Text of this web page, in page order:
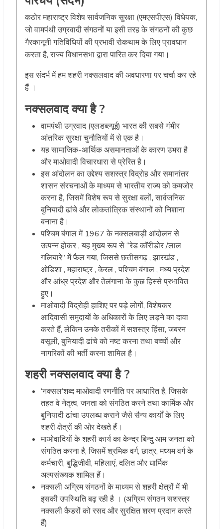
कठोर महाराष्ट्र विशेष सार्वजनिक सुरक्षा (एमएसपीएस) विधेयक,
जो वामपंथी उग्रवादी संगठनों या इसी तरह के संगठनों की कुछ
गैरकानूनी गतिविधियों की प्रभावी रोकथाम के लिए प्रावधान
करता है, राज्य विधानसभा द्वारा पारित कर दिया गया।
इस संदर्भ में हम शहरी नक्सलवाद की अवधारणा पर चर्चा कर रहे
हैं ।
नक्सलवाद क्या है ?
वामपंथी उग्रवाद (एलडब्ल्यूई) भारत की सबसे गंभीर
आंतरिक सुरक्षा चुनौतियों में से एक है।
यह सामाजिक-आर्थिक असमानताओं के कारण उभरा है
और माओवादी विचारधारा से प्रेरित है।
इस आंदोलन का उद्देश्य सशस्त्र विद्रोह और समानांतर
शासन संरचनाओं के माध्यम से भारतीय राज्य को कमजोर
करना है,जिसमें विशेष रूप से सुरक्षा बलों,सार्वजनिक
बुनियादी ढांचे और लोकतांत्रिक संस्थानों को निशाना
बनाना है।
पश्चिम बंगाल में 1967 के नक्सलबाड़ी आंदोलन से
उत्पन्न होकर , यह मुख्य रूप से “रेड कॉरीडोर /लाल
गलियारे” में फैल गया, जिससे छत्तीसगढ़ , झारखंड ,
ओडिशा , महाराष्ट्र , केरल , पश्चिम बंगाल , मध्य प्रदेश
और आंध्र प्रदेश और तेलंगाना के कुछ हिस्से प्रभावित
हुए।
माओवादी विद्रोही हाशिए पर पड़े लोगों, विशेषकर
आदिवासी समुदायों के अधिकारों के लिए लड़ने का दावा
करते हैं, लेकिन उनके तरीकों में सशस्त्र हिंसा, जबरन
वसूली, बुनियादी ढांचे को नष्ट करना तथा बच्चों और
नागरिकों की भर्ती करना शामिल है।
शहरी नक्सलवाद क्या है ?
‘नक्सल’शब्द माओवादी रणनीति पर आधारित है, जिसके
तहत वे नेतृत्व, जनता को संगठित करने तथा कार्मिक और
बुनियादी ढांचा उपलब्ध कराने जैसे सैन्य कार्यों के लिए
शहरी क्षेत्रों की ओर देखते हैं।
माओवादियों के शहरी कार्य का केन्द्र बिन्दु आम जनता को
संगठित करना है, जिसमें श्रमिक वर्ग, छात्र, मध्यम वर्ग के
कर्मचारी, बुद्धिजीवी, महिलाएं, दलित और धार्मिक
अल्पसंख्यक शामिल हैं।
नक्सली अग्रिम संगठनों के माध्यम से शहरी क्षेत्रों में भी
इसकी उपस्थिति बढ़ रही है । (अग्रिम संगठन सशस्त्र
नक्सली कैडरों को रसद और सुरक्षित शरण प्रदान करते
हैं)